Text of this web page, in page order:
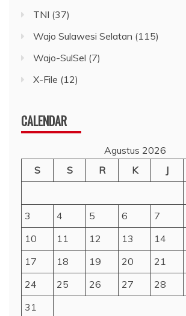
TNI (37)
Wajo Sulawesi Selatan (115)
Wajo-SulSel (7)
X-File (12)
CALENDAR
Agustus 2026
S
S R K J
3
4 5 6 7
10
11 12 13 14
17
18 19 20 21
24
25 26 27 28
31